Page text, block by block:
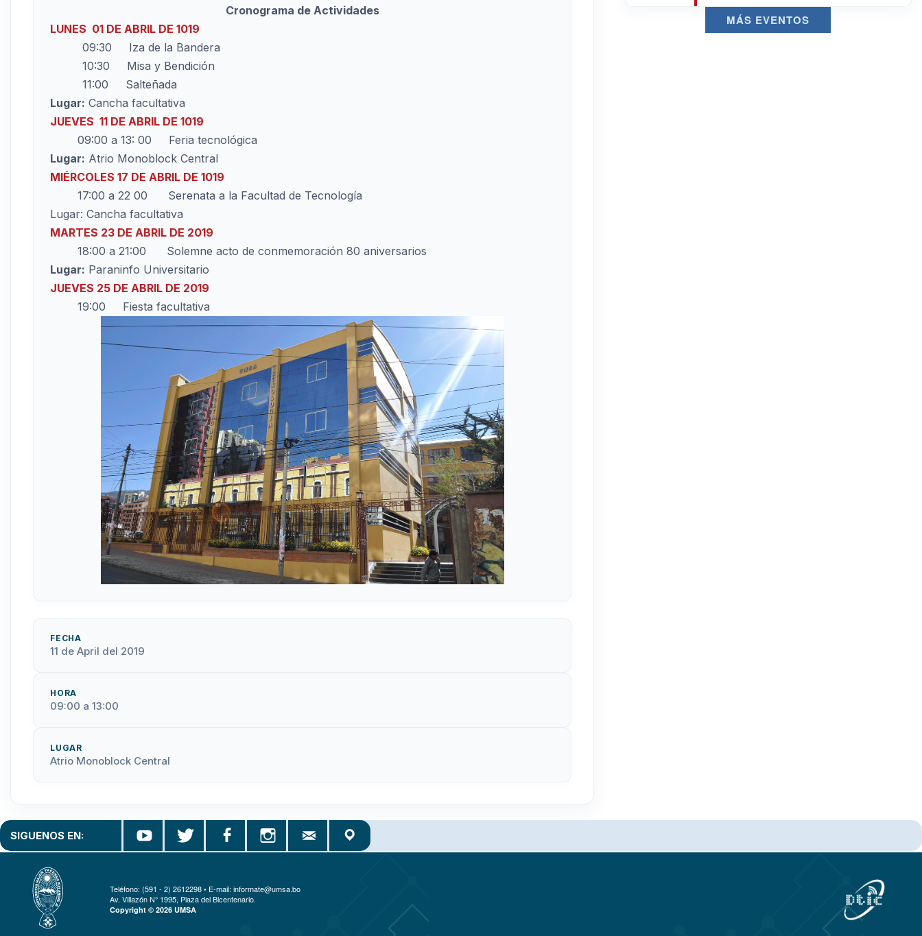
Cronograma de Actividades
LUNES 01 DE ABRIL DE 1019
09:30 Iza de la Bandera
10:30 Misa y Bendición
11:00 Salteñada
Lugar: Cancha facultativa
JUEVES 11 DE ABRIL DE 1019
09:00 a 13: 00 Feria tecnológica
Lugar: Atrio Monoblock Central
MIÉRCOLES 17 DE ABRIL DE 1019
17:00 a 22 00 Serenata a la Facultad de Tecnología
Lugar: Cancha facultativa
MARTES 23 DE ABRIL DE 2019
18:00 a 21:00 Solemne acto de conmemoración 80 aniversarios
Lugar: Paraninfo Universitario
JUEVES 25 DE ABRIL DE 2019
19:00 Fiesta facultativa
FECHA
11 de April del 2019
HORA
09:00 a 13:00
LUGAR
Atrio Monoblock Central
MÁS EVENTOS
SIGUENOS EN:
Teléfono: (591 - 2) 2612298 • E-mail: informate@umsa.bo
Av. Villazón N° 1995, Plaza del Bicentenario.
Copyright © 2026 UMSA